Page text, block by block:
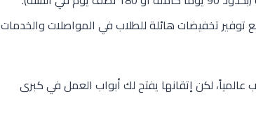
توفير تخفيضات هائلة للطلاب في المواصلات والخدمات
لكن إتقانها يفتح لك أبواب العمل في كبرى